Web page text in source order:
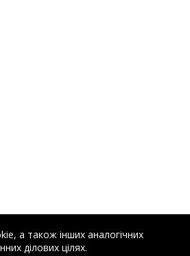
а також інших аналогічних
ділових цілях.